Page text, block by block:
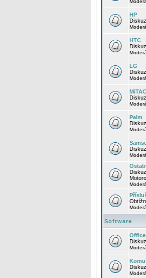
HP
HTC
LG
Palm
Software
Office